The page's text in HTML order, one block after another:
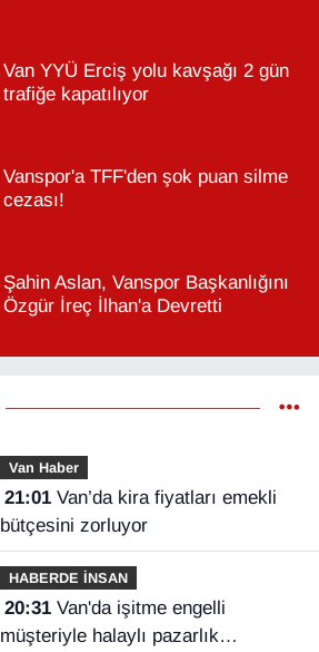
Van YYÜ Erciş yolu kavşağı 2 gün
trafiğe kapatılıyor
Vanspor'a TFF'den şok puan silme
cezası!
Şahin Aslan, Vanspor Başkanlığını
Özgür İreç İlhan'a Devretti
Van Haber
21:01Van’da kira fiyatları emekli
bütçesini zorluyor
HABERDE İNSAN
20:31Van'da işitme engelli
müşteriyle halaylı pazarlık